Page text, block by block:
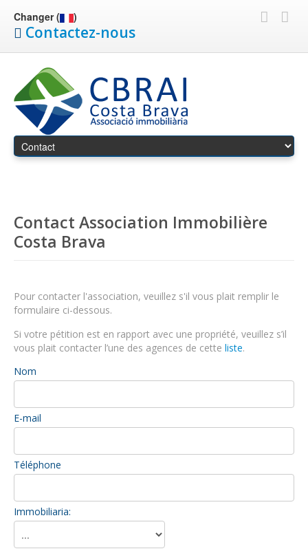
Changer ( )
Contactez-nous
Contact Association Immobilière
Costa Brava
Pour contacter l'association, veuillez s'il vous plait remplir le
formulaire ci-dessous.
Si votre pétition est en rapport avec une propriété, veuillez s’il
vous plait contacter l’une des agences de cette liste.
Nom
E-mail
Téléphone
Immobiliaria: